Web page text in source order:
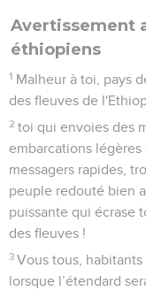
Avertissement
éthiopiens
1 Malheur à toi, pays
des fleuves de
2 toi qui envoies des
embarcations légères
messagers rapides,
peuple redouté bien
puissante qui écrase
des fleuves !
3 Vous tous,
lorsque l’étendard